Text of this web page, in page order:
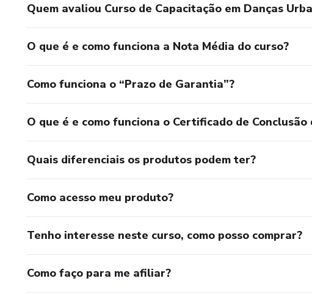
Quem avaliou Curso de Capacitação em Danças
O que é e como funciona a Nota Média do curso?
Como funciona o “Prazo de Garantia”?
O que é e como funciona o Certificado de
Quais diferenciais os produtos podem ter?
Como acesso meu produto?
Tenho interesse neste curso, como posso comprar?
Como faço para me afiliar?